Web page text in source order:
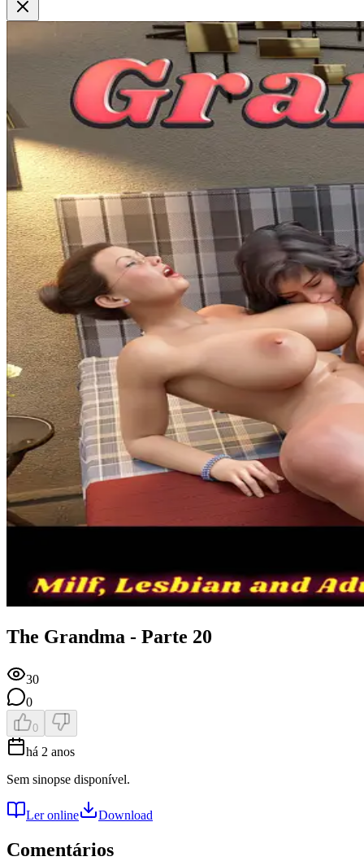
The Grandma - Parte 20
30
0
0
há 2 anos
Sem sinopse disponível.
Ler online Download
Comentários